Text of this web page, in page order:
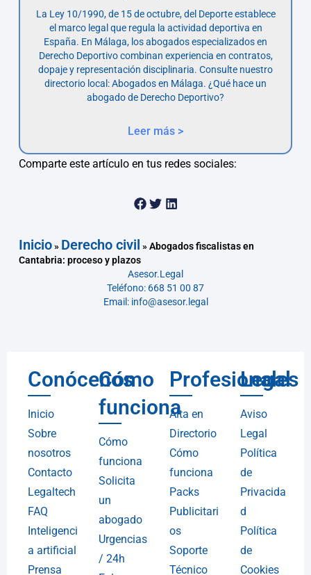
La Ley 10/1990, de 15 de octubre, del Deporte establece
el marco legal que regula la actividad deportiva en
España. En Málaga, los abogados especializados en
Derecho Deportivo combinan experiencia en contratos,
dopaje y representación disciplinaria. Consulte nuestro
directorio local: Abogados en Málaga. ¿Qué hace un
abogado de Derecho Deportivo?
Leer más >
Comparte este artículo en tus redes sociales:
Inicio» Derecho civil »Abogados fiscalistas en
Cantabria: proceso y plazos
Asesor.Legal
Teléfono: 668 51 00 87
Email: info@asesor.legal
Conócenos
Inicio
Sobre
nosotros
Contacto
Legaltech
FAQ
Inteligenci
a artificial
Prensa
Cómo
funciona
Cómo
funciona
Solicita
un
abogado
Urgencias
/ 24h
Profesionales
Alta en
Directorio
Cómo
funciona
Packs
Publicitari
os
Soporte
Técnico
Legal
Aviso
Legal
Política
de
Privacida
d
Política
de
Cookies